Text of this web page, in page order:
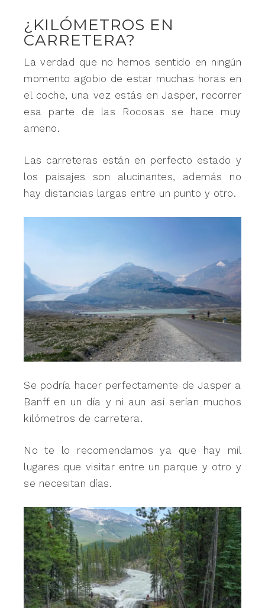
¿KILÓMETROS EN
CARRETERA?
La verdad que no hemos sentido en ningún
momento agobio de estar muchas horas en
el coche, una vez estás en Jasper, recorrer
esa parte de las Rocosas se hace muy
ameno.
Las carreteras están en perfecto estado y
los paisajes son alucinantes, además no
hay distancias largas entre un punto y otro.
Se podría hacer perfectamente de Jasper a
Banff en un día y ni aun así serían muchos
kilómetros de carretera.
No te lo recomendamos ya que hay mil
lugares que visitar entre un parque y otro y
se necesitan días.